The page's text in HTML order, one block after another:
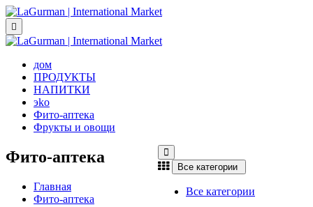

дом
ПРОДУКТЫ
НАПИТКИ
эkо
Фито-аптека
Фрукты и овощи
Все категории
Все категории
Фито-аптека
Главная
Фито-аптека